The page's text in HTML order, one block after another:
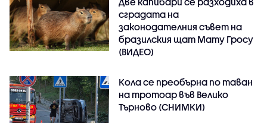
сградата на
законодателния съвет на
бразилския щат Мату Гросу
(ВИДЕО)
Кола се преобърна по таван
на тротоар във Велико
Търново (СНИМКИ)